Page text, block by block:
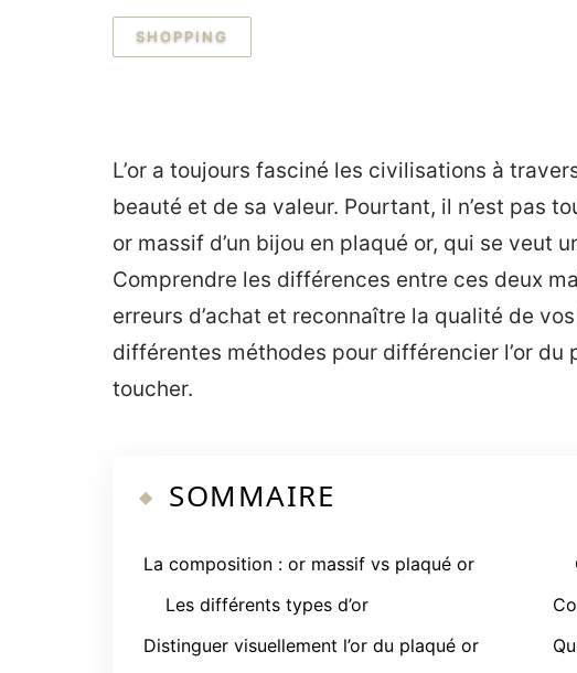
SHOPPING
L’or a toujours fasciné les civilisations à
beauté et de sa valeur. Pourtant, il n’est pas
or massif d’un bijou en plaqué or, qui se veut
Comprendre les différences entre ces deux
erreurs d’achat et reconnaître la qualité de
différentes méthodes pour différencier l’or du
toucher.
SOMMAIRE
La composition : or massif vs plaqué or
Les différents types d’or
Distinguer visuellement l’or du plaqué or